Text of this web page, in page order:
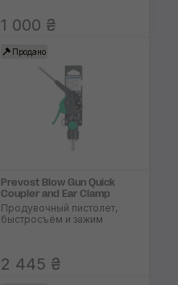
1 000 ₴
Продано
Prevost Blow Gun Quick
Coupler and Ear Clamp
Продувочный пистолет,
быстросъём и зажим
2 445 ₴